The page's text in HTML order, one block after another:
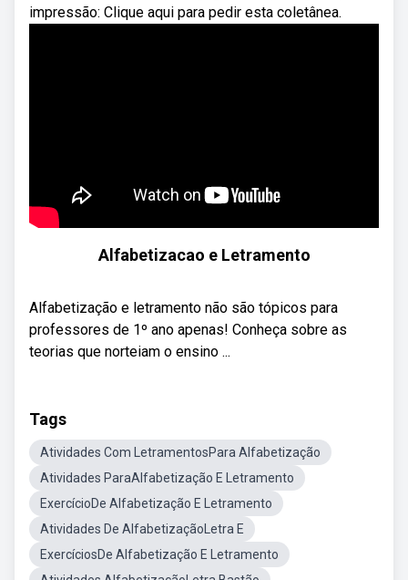
impressão: Clique aqui para pedir esta coletânea.
Alfabetizacao e Letramento
Alfabetização e letramento não são tópicos para
professores de 1º ano apenas! Conheça sobre as
teorias que norteiam o ensino ...
Tags
Atividades Com LetramentosPara Alfabetização
Atividades ParaAlfabetização E Letramento
ExercícioDe Alfabetização E Letramento
Atividades De AlfabetizaçãoLetra E
ExercíciosDe Alfabetização E Letramento